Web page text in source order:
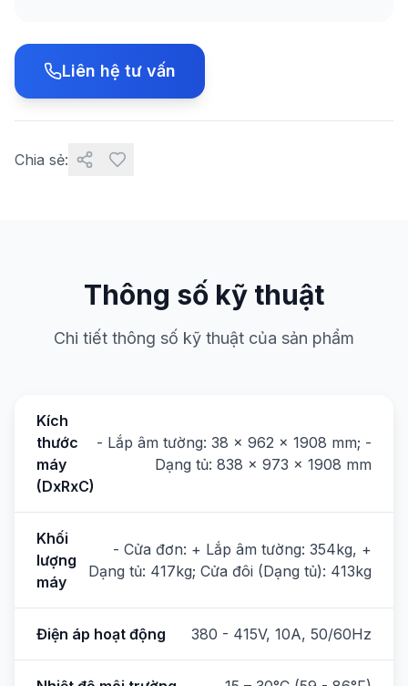
Liên hệ tư vấn
Chia sẻ:
Thông số kỹ thuật
Chi tiết thông số kỹ thuật của sản phẩm
Kích
thước
máy
(DxRxC)
- Lắp âm tường: 38 x 962 x 1908 mm; -
Dạng tủ: 838 x 973 x 1908 mm
Khối
lượng
máy
- Cửa đơn: + Lắp âm tường: 354kg, +
Dạng tủ: 417kg; Cửa đôi (Dạng tủ): 413kg
Điện áp hoạt động 380 - 415V, 10A, 50/60Hz